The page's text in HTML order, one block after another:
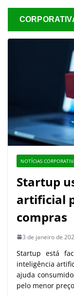
NOTÍCIAS
Startup
artificial
compras
3 de janeiro de
Startup está
inteligência
ajuda
pelo menor